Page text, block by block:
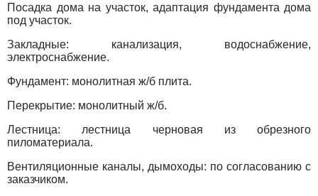
Посадка дома на участок, адаптация фундамента дома
под участок.
Закладные: канализация, водоснабжение,
электроснабжение.
Фундамент: монолитная ж/б плита.
Перекрытие: монолитный ж/б.
Лестница: лестница черновая из обрезного
пиломатериала.
Вентиляционные каналы, дымоходы: по согласованию с
заказчиком.